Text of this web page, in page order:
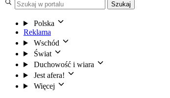
Szukaj
Polska
Reklama
Wschód
Świat
Duchowość i wiara
Jest afera!
Więcej